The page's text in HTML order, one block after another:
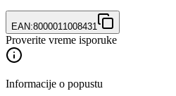
EAN:8000011008431
Proverite vreme isporuke
Informacije o popustu